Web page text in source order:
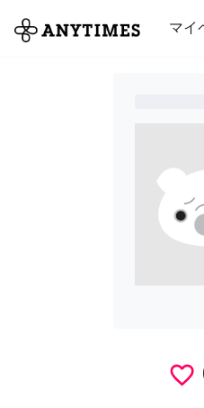
マイ
全て 修
favorite_border